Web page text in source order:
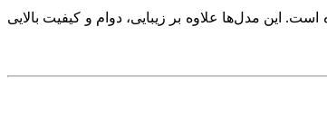
این مدل‌ها علاوه بر زیبایی، دوام و کیفیت بالایی